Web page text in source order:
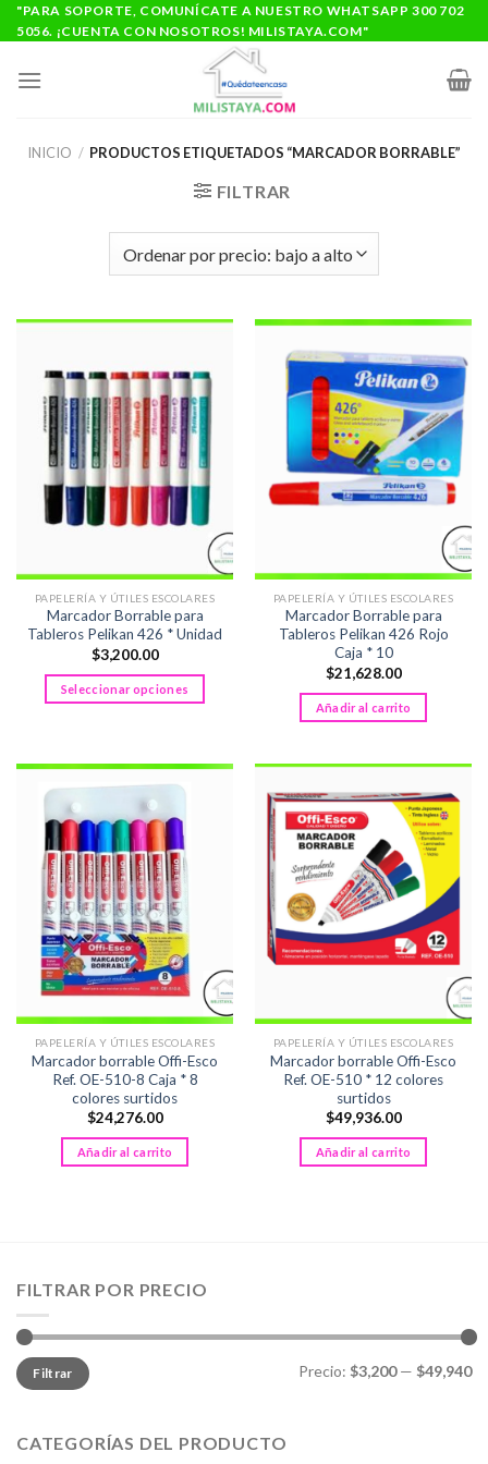
Saltar
al
"PARA SOPORTE, COMUNÍCATE A NUESTRO WHATSAPP 300 702
5056. ¡CUENTA CON NOSOTROS! MILISTAYA.COM"
INICIO / PRODUCTOS ETIQUETADOS “MARCADOR BORRABLE”
FILTRAR
PAPELERÍA Y ÚTILES ESCOLARES
Marcador Borrable para
Tableros Pelikan 426 * Unidad
$3,200.00
Seleccionar opciones
múltiples
variantes.
Las
opciones
se
pueden
elegir
en
la
página
PAPELERÍA Y ÚTILES ESCOLARES
Marcador Borrable para
Tableros Pelikan 426 Rojo
Caja * 10
$21,628.00
Añadir al carrito
PAPELERÍA Y ÚTILES ESCOLARES
Marcador borrable Offi-Esco
Ref. OE-510-8 Caja * 8
colores surtidos
$24,276.00
Añadir al carrito
PAPELERÍA Y ÚTILES ESCOLARES
Marcador borrable Offi-Esco
Ref. OE-510 * 12 colores
surtidos
$49,936.00
Añadir al carrito
FILTRAR POR PRECIO
Precio
mínimo
Precio
máximo
Filtrar Precio: $3,200— $49,940
CATEGORÍAS DEL PRODUCTO